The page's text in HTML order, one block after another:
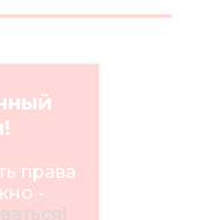
права
-